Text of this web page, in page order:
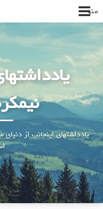
پرش
به
محتوا
منو
یادداشتهای اینجانب از